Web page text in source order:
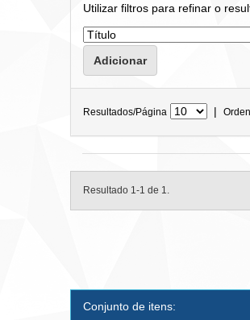
Utilizar filtros para refinar o
Resultados/Página |
Resultado 1-1 de 1.
Conjunto de itens: